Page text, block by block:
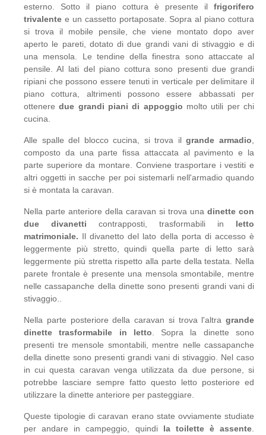
esterno. Sotto il piano cottura è presente il frigorifero
trivalente e un cassetto portaposate. Sopra al piano cottura
si trova il mobile pensile, che viene montato dopo aver
aperto le pareti, dotato di due grandi vani di stivaggio e di
una mensola. Le tendine della finestra sono attaccate al
pensile. AI lati del piano cottura sono presenti due grandi
ripiani che possono essere tenuti in verticale per delimitare il
piano cottura, altrimenti possono essere abbassati per
otteneredue grandi piani di appoggio molto utili per chi
cucina.
Alle spalle del blocco cucina, si trova ilgrande armadio,
composto da una parte fissa attaccata al pavimento e la
parte superiore da montare. Conviene trasportare i vestiti e
altri oggetti in sacche per poi sistemarli nell'armadio quando
si è montata la caravan.
Nella parte anteriore della caravan si trova una dinette con
due divanetti contrapposti, trasformabili in letto
matrimoniale. Il divanetto del lato della porta di accesso è
leggermente più stretto, quindi quella parte di letto sarà
leggermente più stretta rispetto alla parte della testata. Nella
parete frontale è presente una mensola smontabile, mentre
nelle cassapanche della dinette sono presenti grandi vani di
stivaggio..
Nella parte posteriore della caravan si trova l'altra grande
dinette trasformabile in letto. Sopra la dinette sono
presenti tre mensole smontabili, mentre nelle cassapanche
della dinette sono presenti grandi vani di stivaggio. Nel caso
in cui questa caravan venga utilizzata da due persone, si
potrebbe lasciare sempre fatto questo letto posteriore ed
utilizzare la dinette anteriore per pasteggiare.
Queste tipologie di caravan erano state ovviamente studiate
per andare in campeggio, quindi la toilette è assente.